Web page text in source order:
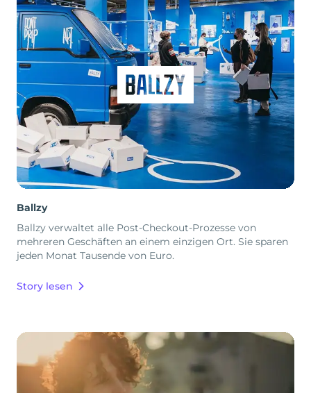
Ballzy
Ballzy verwaltet alle Post-Checkout-Prozesse von
mehreren Geschäften an einem einzigen Ort. Sie sparen
jeden Monat Tausende von Euro.
Story lesen